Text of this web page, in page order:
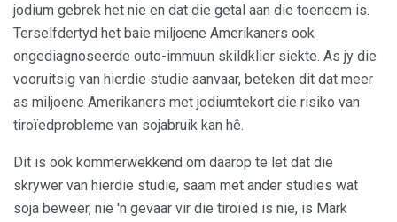
jodium gebrek het nie en dat die getal aan die toeneem is.
Terselfdertyd het baie miljoene Amerikaners ook
ongediagnoseerde outo-immuun skildklier siekte. As jy die
vooruitsig van hierdie studie aanvaar, beteken dit dat meer
as miljoene Amerikaners met jodiumtekort die risiko van
tiroïedprobleme van sojabruik kan hê.
Dit is ook kommerwekkend om daarop te let dat die
skrywer van hierdie studie, saam met ander studies wat
soja beweer, nie 'n gevaar vir die tiroïed is nie, is Mark